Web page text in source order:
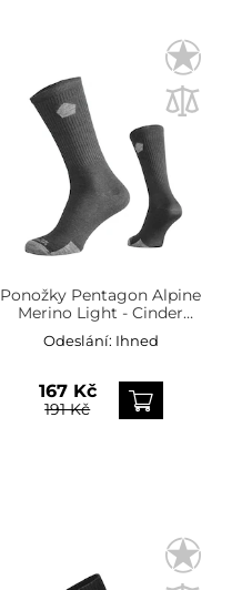
Ponožky Pentagon Alpine
Merino Light - Cinder
Grey
Odeslání: Ihned
167 Kč
191 Kč